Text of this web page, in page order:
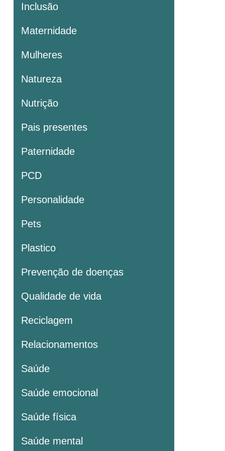
Inclusão
Maternidade
Mulheres
Natureza
Nutrição
Pais presentes
Paternidade
PCD
Personalidade
Pets
Plastico
Prevenção de doenças
Qualidade de vida
Reciclagem
Relacionamentos
Saúde
Saúde emocional
Saúde física
Saúde mental